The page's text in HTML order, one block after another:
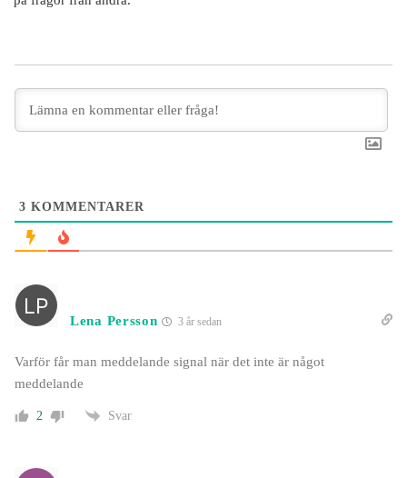
3 KOMMENTARER
Lena Persson 3 år sedan
Varför får man meddelande signal när det inte är något
meddelande
2 Svar